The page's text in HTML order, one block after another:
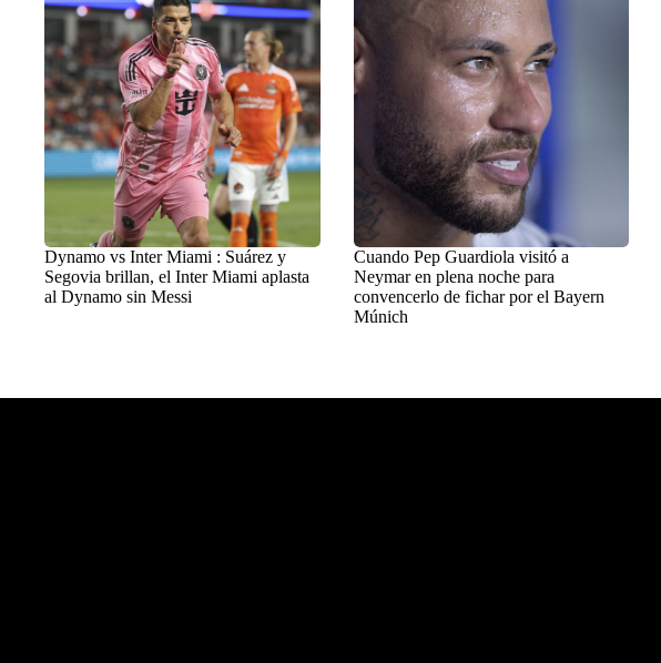
Dynamo vs Inter Miami : Suárez y
Segovia brillan, el Inter Miami aplasta
al Dynamo sin Messi
Cuando Pep Guardiola visitó a
Neymar en plena noche para
convencerlo de fichar por el Bayern
Múnich